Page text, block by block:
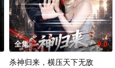
全集 9.0
杀神归来，横压天下无敌